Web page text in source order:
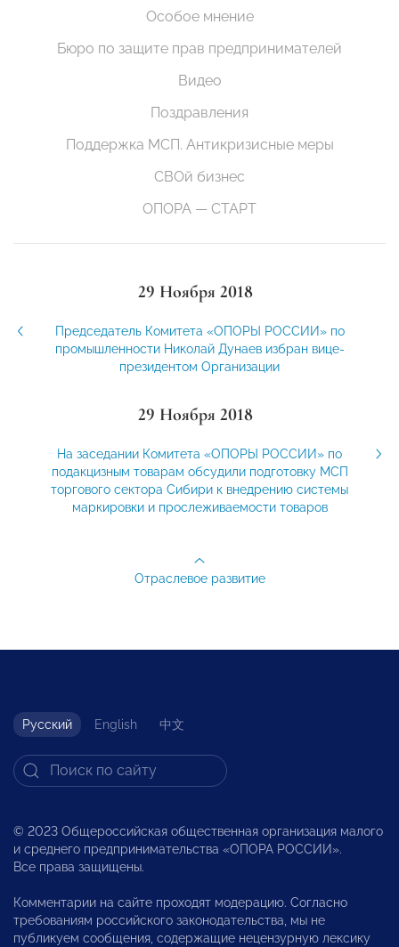
Особое мнение
Бюро по защите прав предпринимателей
Видео
Поздравления
Поддержка МСП. Антикризисные меры
СВОй бизнес
ОПОРА — СТАРТ
29 Ноября 2018
Председатель Комитета «ОПОРЫ РОССИИ» по
промышленности Николай Дунаев избран вице-
президентом Организации
29 Ноября 2018
На заседании Комитета «ОПОРЫ РОССИИ» по
подакцизным товарам обсудили подготовку МСП
торгового сектора Сибири к внедрению системы
маркировки и прослеживаемости товаров
Отраслевое развитие
Русский English 中文
© 2023 Общероссийская общественная организация малого
и среднего предпринимательства «ОПОРА РОССИИ».
Все права защищены.
Комментарии на сайте проходят модерацию. Согласно
требованиям российского законодательства, мы не
публикуем сообщения, содержащие нецензурную лексику